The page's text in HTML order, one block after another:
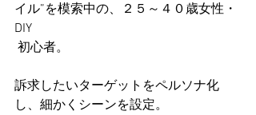
イル”を模索中の、２５～４０歳女性・
DIY
初心者。
訴求したいターゲットをペルソナ化
し、細かくシーンを設定。